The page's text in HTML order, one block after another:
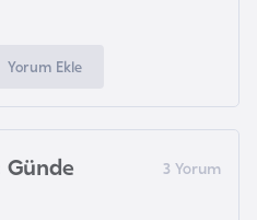
Yorum Ekle